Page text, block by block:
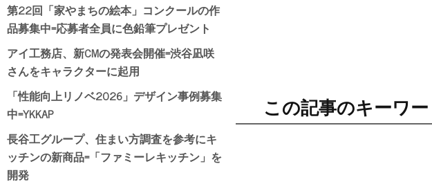
この記事のキーワー
第22回「家やまちの絵本」コンクールの作
品募集中=応募者全員に色鉛筆プレゼント
アイ工務店、新CMの発表会開催=渋谷凪咲
さんをキャラクターに起用
「性能向上リノベ2026」デザイン事例募集
中=YKKAP
長谷工グループ、住まい方調査を参考にキ
ッチンの新商品=「ファミーレキッチン」を
開発